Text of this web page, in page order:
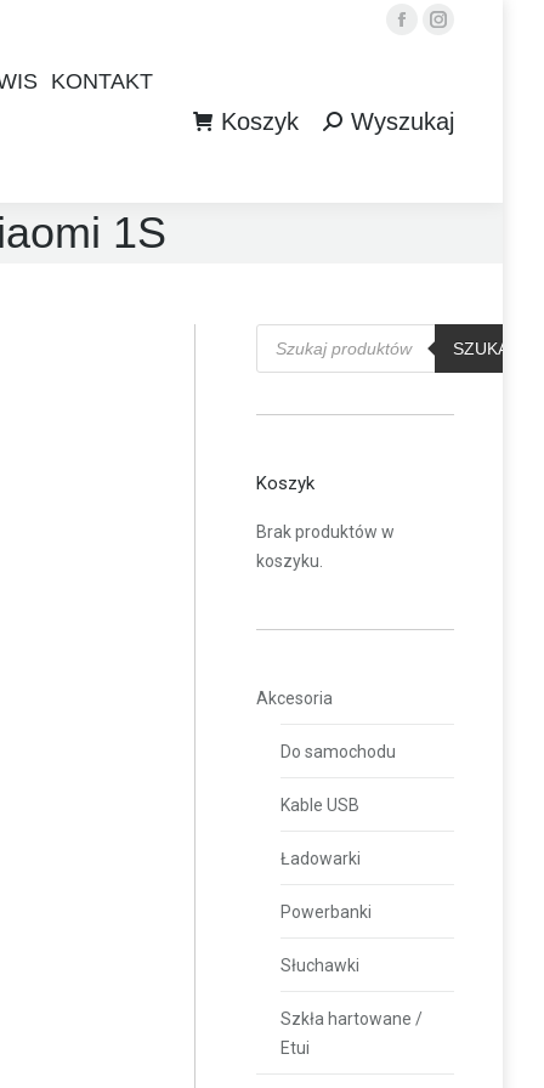
FacebookInstagram
KONTAKT
Koszyk Szukaj:Wyszukaj
1S
Wyszukiwarka
produktów
SZUKAJ
Koszyk
Brak produktów w
koszyku.
Akcesoria
Do samochodu
Kable USB
Ładowarki
Powerbanki
Słuchawki
Szkła hartowane /
Etui